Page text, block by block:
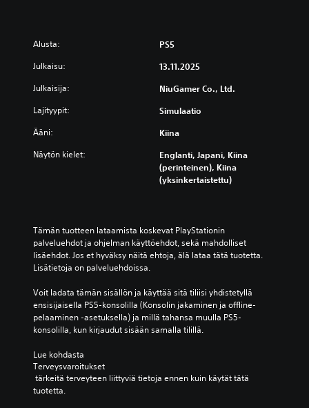
Alusta: PS5
Julkaisu: 13.11.2025
Julkaisija: NiuGamer Co., Ltd.
Lajityypit: Simulaatio
Ääni: Kiina
Näytön kielet:
Englanti, Japani, Kiina
(perinteinen), Kiina
(yksinkertaistettu)
Tämän tuotteen lataamista koskevat PlayStationin
palveluehdot ja ohjelman käyttöehdot, sekä mahdolliset
lisäehdot. Jos et hyväksy näitä ehtoja, älä lataa tätä tuotetta.
Lisätietoja on palveluehdoissa.
Voit ladata tämän sisällön ja käyttää sitä tiliisi yhdistetyllä
ensisijaisella PS5-konsolilla (Konsolin jakaminen ja offline-
pelaaminen -asetuksella) ja millä tahansa muulla PS5-
konsolilla, kun kirjaudut sisään samalla tilillä.
Lue kohdasta
Terveysvaroitukset
tuotetta.